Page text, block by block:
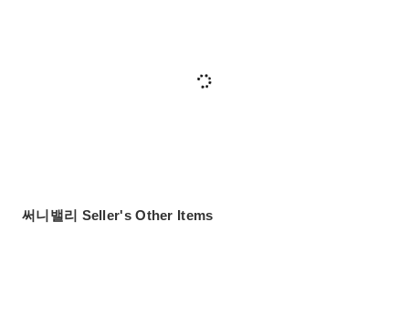
써니밸리 Seller's Other Items